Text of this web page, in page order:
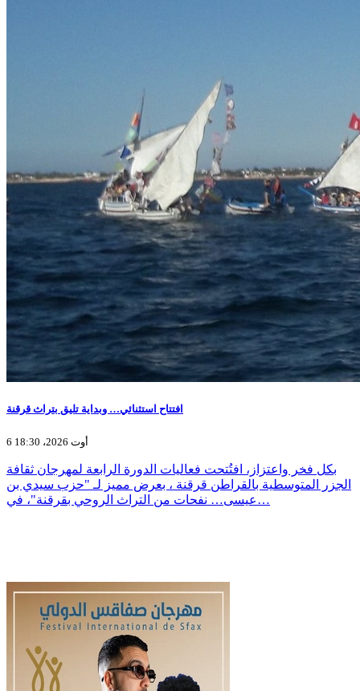
افتتاح استثنائي… وبداية تليق بتراث قرقنة
6 أوت 2026، 18:30
بكل فخر واعتزاز، افتُتحت فعاليات الدورة الرابعة لمهرجان ثقافة
الجزر المتوسطية بالقراطن قرقنة ، بعرض مميز لـ "حزب سيدي بن
عيسى… نفحات من التراث الروحي بقرقنة"، في…